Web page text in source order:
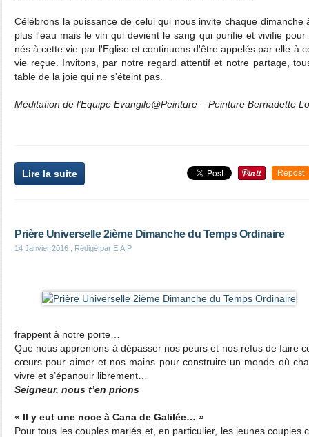
Célébrons la puissance de celui qui nous invite chaque
plus l'eau mais le vin qui devient le sang qui purifie et vivifie
nés à cette vie par l'Eglise et continuons d'être appelés par elle à
vie reçue. Invitons, par notre regard attentif et notre partage,
table de la joie qui ne s'éteint pas.
Méditation de l’Equipe Evangile@Peinture – Peinture Bernadette
Lire la suite Repost
Prière Universelle 2ième Dimanche du Temps Ordinaire
14 Janvier 2016 , Rédigé par E.A.P
frappent à notre porte…
Que nous apprenions à dépasser nos peurs et nos refus de faire
cœurs pour aimer et nos mains pour construire un monde où
vivre et s’épanouir librement…
Seigneur, nous t’en prions
« Il y eut une noce à Cana de Galilée… »
Pour tous les couples mariés et, en particulier, les jeunes couples